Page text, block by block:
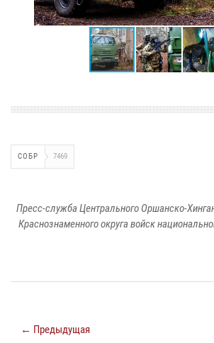
СОБР 7469
Пресс-служба Центрального Оршанско-
Краснознаменного округа войск
← Предыдущая